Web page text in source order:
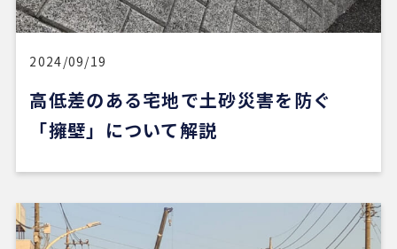
石さん）の知識も豊富で、返事も迅速、物件購入に
際してゴリ押しもなく、気になる物件についてフラ
た。おすすめです。
※Google口コミより他の口コミを見る
2024/09/19
高低差のある宅地で土砂災害を防ぐ
「擁壁」について解説